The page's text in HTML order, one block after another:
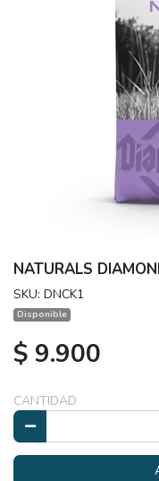
NATURALS
SKU: DNCK1
Disponible
$ 9.900
CANTIDAD